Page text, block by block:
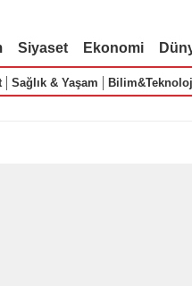
Siyaset Ekonomi
Sağlık & Yaşam